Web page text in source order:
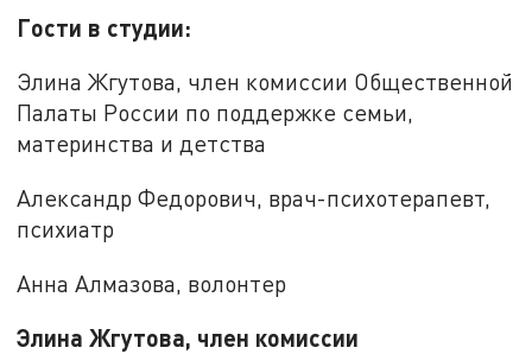
Гости в студии:
Элина Жгутова, член комиссии Общественной
Палаты России по поддержке семьи,
материнства и детства
Александр Федорович, врач-психотерапевт,
психиатр
Анна Алмазова, волонтер
Элина Жгутова, член комиссии